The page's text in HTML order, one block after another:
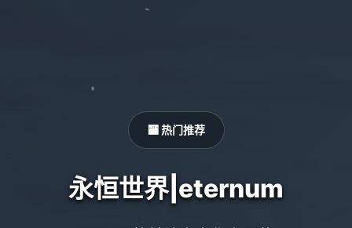
🏧 热门推荐
永恒世界|eternum